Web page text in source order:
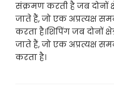
संक्रमण करती है जब दोनों
जाते हैं, जो एक अप्रत्यक्ष
करता है।शिपिंगजब दोनों
जाते हैं, जो एक अप्रत्यक्ष
करता है।